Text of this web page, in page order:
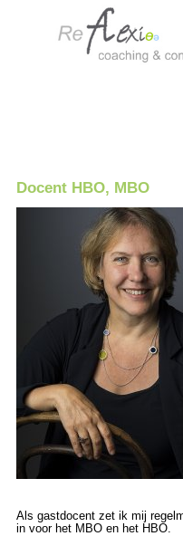
Docent HBO, MBO
Als gastdocent zet ik mij
in voor het MBO en het HBO.